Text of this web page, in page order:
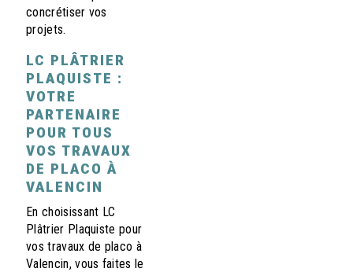
concrétiser vos
projets.
LC PLÂTRIER
PLAQUISTE :
VOTRE
PARTENAIRE
POUR TOUS
VOS TRAVAUX
DE PLACO À
VALENCIN
En choisissant LC
Plâtrier Plaquiste pour
vos travaux de placo à
Valencin, vous faites le